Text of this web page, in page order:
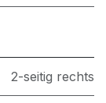
2-seitig rechts